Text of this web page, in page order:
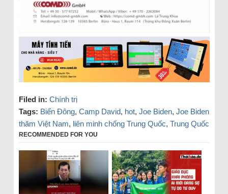
Filed in: Chính trị
Tags: Biển Đông, Camp David, hot, Joe Biden, Joe Biden
thăm Việt Nam, liên minh chống Trung Quốc, Trung Quốc
RECOMMENDED FOR YOU